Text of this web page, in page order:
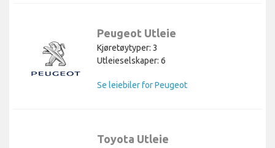
Peugeot Utleie
Kjøretøytyper: 3
Utleieselskaper: 6
Se leiebiler for Peugeot
Toyota Utleie